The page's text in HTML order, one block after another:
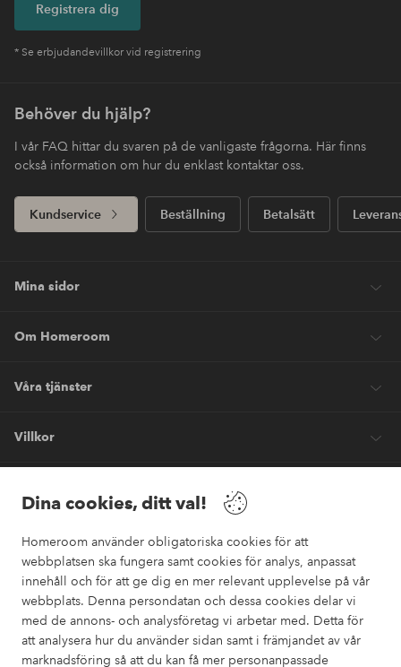
Dina cookies, ditt val!
Homeroom använder obligatoriska cookies för att
webbplatsen ska fungera samt cookies för analys, anpassat
innehåll och för att ge dig en mer relevant upplevelse på vår
webbplats. Denna persondatan och dessa cookies delar vi
med de annons- och analysföretag vi arbetar med. Detta för
att analysera hur du använder sidan samt i främjandet av vår
marknadsföring så att du kan få mer personanpassade
Registrera dig
* Se erbjudandevillkor vid registrering
Behöver du hjälp?
I vår FAQ hittar du svaren på de vanligaste frågorna. Här finns
också information om hur du enklast kontaktar oss.
Kundservice Beställning Betalsätt
Mina sidor
Om Homeroom
Våra tjänster
Villkor
Säkra betalningar
Vill du veta mer om våra betalalternativ ?
elpy